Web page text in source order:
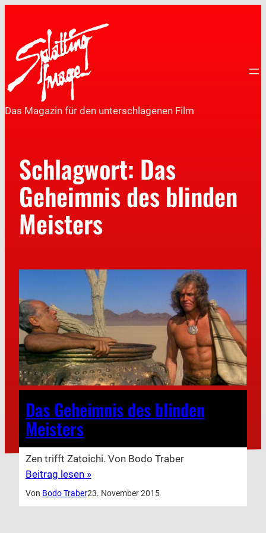
Das Magazin für den unterschlagenen Film
Schlagwort: Das
Geheimnis des blinden
Meisters
Das Geheimnis des blinden
Meisters
Zen trifft Zatoichi. Von Bodo Traber
Beitrag lesen »
Von Bodo Traber23. November 2015